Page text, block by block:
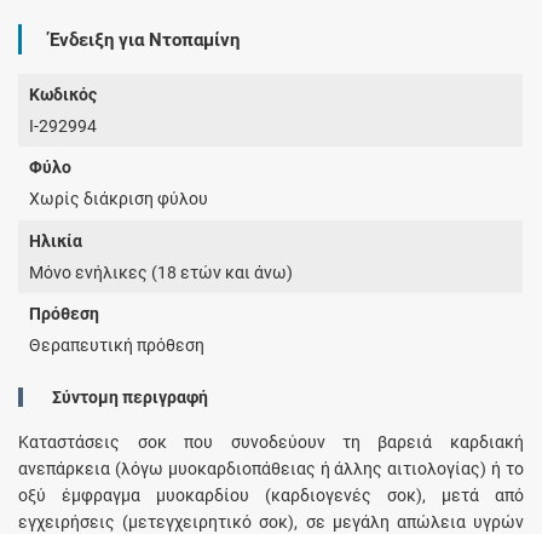
Ένδειξη για Ντοπαμίνη
Κωδικός
I-292994
Φύλο
Χωρίς διάκριση φύλου
Ηλικία
Μόνο ενήλικες (18 ετών και άνω)
Πρόθεση
Θεραπευτική πρόθεση
Σύντομη περιγραφή
Καταστάσεις σοκ που συνοδεύουν τη βαρειά καρδιακή
ανεπάρκεια (λόγω μυοκαρδιοπάθειας ή άλλης αιτιολογίας) ή το
οξύ έμφραγμα μυοκαρδίου (καρδιογενές σοκ), μετά από
εγχειρήσεις (μετεγχειρητικό σοκ), σε μεγάλη απώλεια υγρών